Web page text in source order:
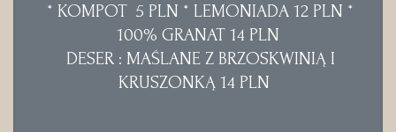
* KOMPOT 5 PLN * LEMONIADA 12 PLN *
100% GRANAT 14 PLN
DESER : MAŚLANE Z BRZOSKWINIĄ I
KRUSZONKĄ 14 PLN